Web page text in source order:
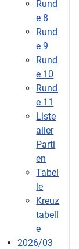
Rund
e 8
Rund
e 9
Rund
e 10
Rund
e 11
Liste
aller
Parti
en
Tabel
le
Kreuz
tabell
e
2026/03